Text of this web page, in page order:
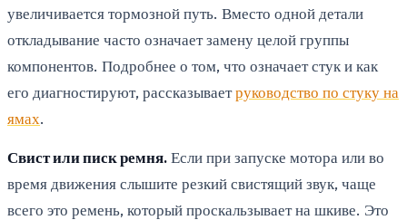
увеличивается тормозной путь. Вместо одной детали
откладывание часто означает замену целой группы
компонентов. Подробнее о том, что означает стук и как
его диагностируют, рассказываетруководство по стуку на
ямах.
Свист или писк ремня.Если при запуске мотора или во
время движения слышите резкий свистящий звук, чаще
всего это ремень, который проскальзывает на шкиве. Это